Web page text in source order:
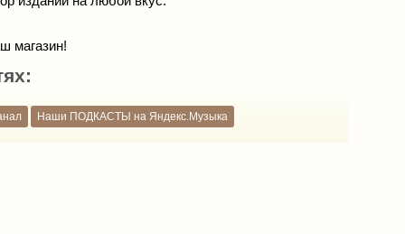
магазин!
Наши ПОДКАСТЫ на Яндекс.Музыка